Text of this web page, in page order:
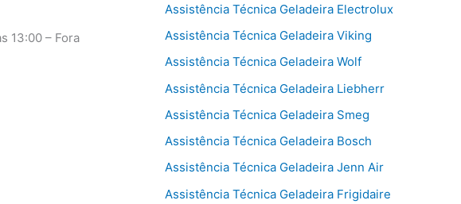
13:00 – Fora
Assistência Técnica Geladeira Electrolux
Assistência Técnica Geladeira Viking
Assistência Técnica Geladeira Wolf
Assistência Técnica Geladeira Liebherr
Assistência Técnica Geladeira Smeg
Assistência Técnica Geladeira Bosch
Assistência Técnica Geladeira Jenn Air
Assistência Técnica Geladeira Frigidaire